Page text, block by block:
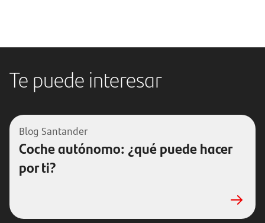
Te puede interesar
Blog Santander
Coche autónomo: ¿qué puede hacer
por ti?